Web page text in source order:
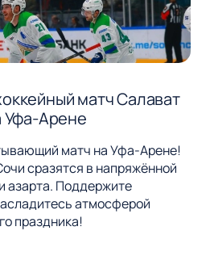
матч Салават
Уфа-Арене
матч на Уфа-Арене!
сразятся в напряжённой
азарта. Поддержите
атмосферой
праздника!